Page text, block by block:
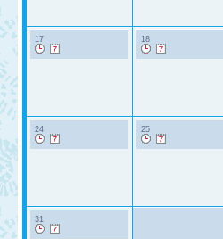
17 18
24 25
31